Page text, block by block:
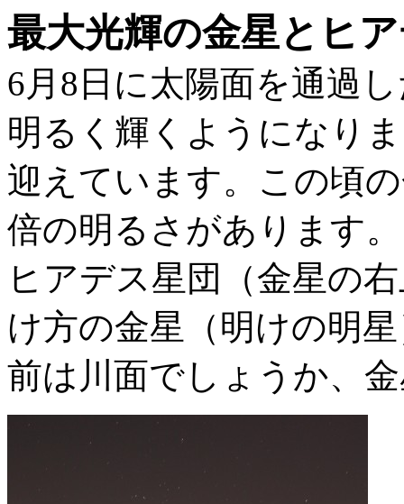
最大光輝の金星とヒ
6月8日に太陽面を通過
明るく輝くようになり
迎えています。この頃
倍の明るさがあります。
ヒアデス星団（金星の
け方の金星（明けの明
前は川面でしょうか、